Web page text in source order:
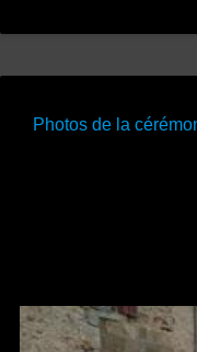
Photos de la